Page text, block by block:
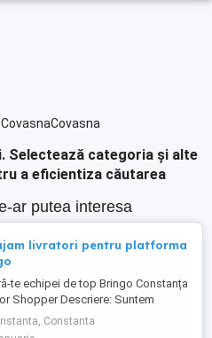
Selectează categoria și alte
a eficientiza căutarea
ar putea interesa
livratori pentru platforma
te echipei de top Bringo Constanța
Shopper Descriere: Suntem
de top Bringo din Constanța,
la număr de comenzi, target-uri
Constanta